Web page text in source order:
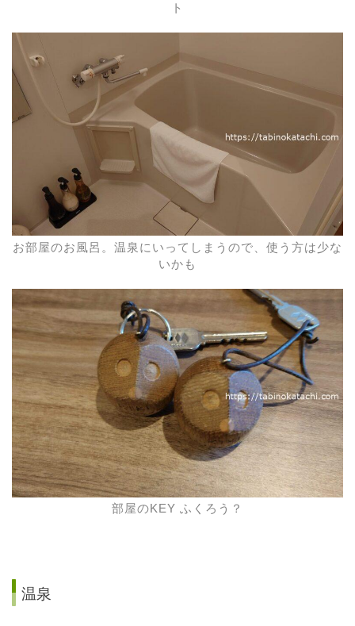
ト
お部屋のお風呂。温泉にいってしまうので、使う方は少な
いかも
部屋のKEY ふくろう？
温泉